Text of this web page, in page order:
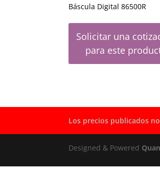
Báscula Digital 86500R
Solicitar una
para este
Los precios publicados
Designed & Powered